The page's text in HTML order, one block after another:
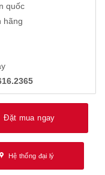
quốc
hãng
Đặt mua ngay
Hệ thống đại lý